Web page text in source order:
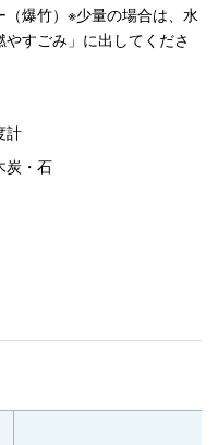
爆竹）※少量の場合は、水
すごみ」に出してくださ
計
炭・石